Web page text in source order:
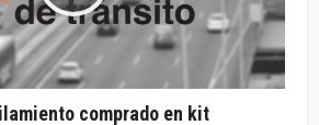
comprado en kit